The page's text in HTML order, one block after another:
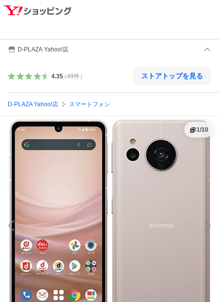
D-PLAZA Yahoo!店
4.35（49件） ストアトップを見る
D-PLAZA Yahoo!店 スマートフォン
1/10